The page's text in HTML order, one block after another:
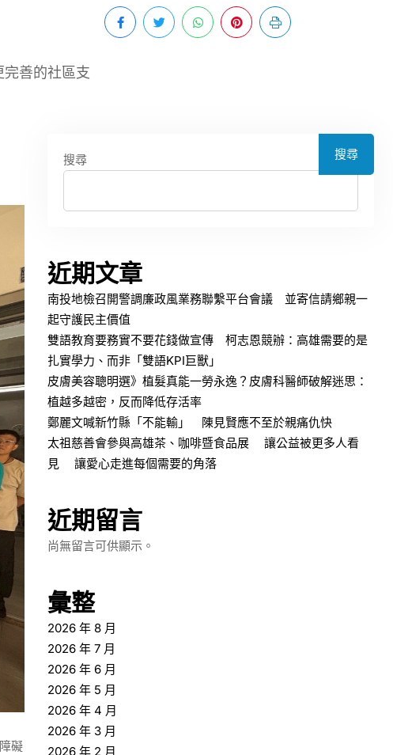
善的社區支
礙
搜尋 搜尋
近期文章
南投地檢召開警調廉政風業務聯繫平台會議 並寄信請鄉親一
起守護民主價值
雙語教育要務實不要花錢做宣傳 柯志恩競辦：高雄需要的是
扎實學力、而非「雙語KPI巨獸」
皮膚美容聰明選》植髮真能一勞永逸？皮膚科醫師破解迷思：
植越多越密，反而降低存活率
鄭麗文喊新竹縣「不能輸」 陳見賢應不至於親痛仇快
太祖慈善會參與高雄茶、咖啡暨食品展 讓公益被更多人看
見 讓愛心走進每個需要的角落
近期留言
尚無留言可供顯示。
彙整
2026 年 8 月
2026 年 7 月
2026 年 6 月
2026 年 5 月
2026 年 4 月
2026 年 3 月
2026 年 2 月